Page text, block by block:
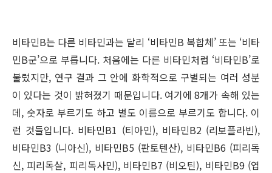
비타민B는 다른 비타민과는 달리 ‘비타민B 복합체’ 또는 ‘비타
민B군’으로 부릅니다. 처음에는 다른 비타민처럼 ‘비타민B’로
불렀지만, 연구 결과 그 안에 화학적으로 구별되는 여러 성분
이 있다는 것이 밝혀졌기 때문입니다. 여기에 8개가 속해 있는
데, 숫자로 부르기도 하고 별도 이름으로 부르기도 합니다. 이
런 것들입니다. 비타민B1 (티아민), 비타민B2 (리보플라빈),
비타민B3 (니아신), 비타민B5 (판토텐산), 비타민B6 (피리독
신, 피리독살, 피리독사민), 비타민B7 (비오틴), 비타민B9 (엽